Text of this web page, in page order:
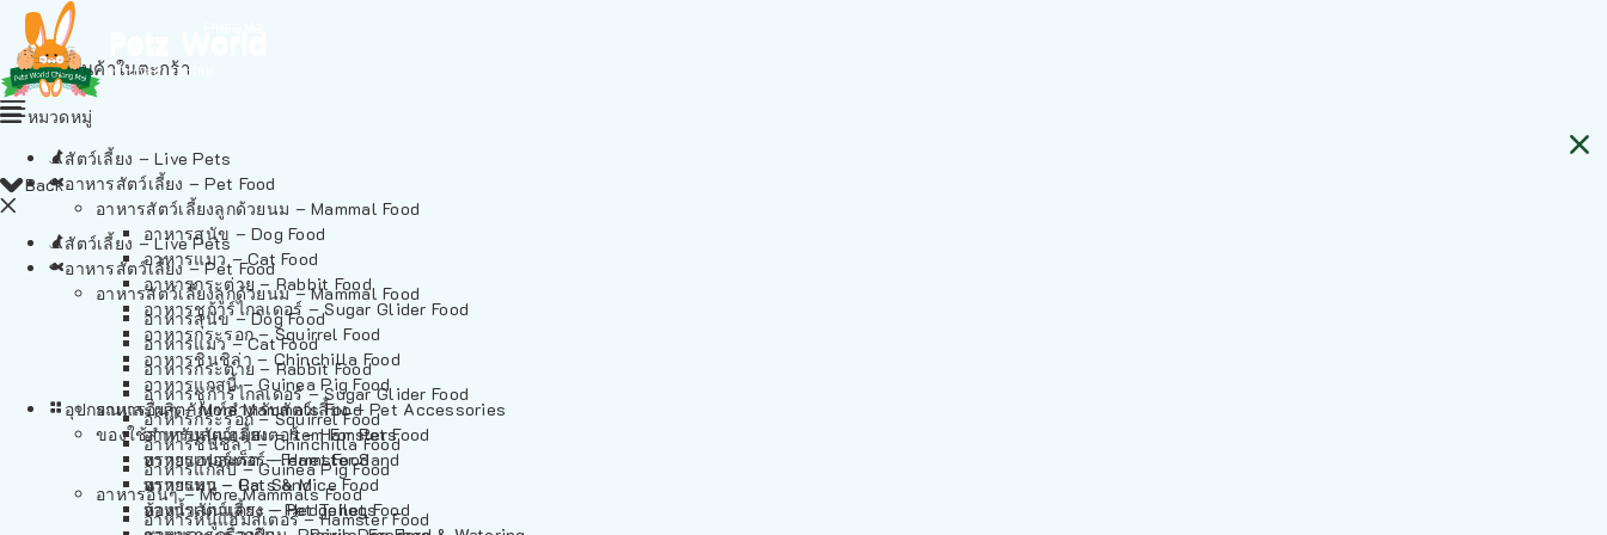
ไม่มีสินค้าในตะกร้า
Back
สัตว์เลี้ยง – Live Pets
อาหารสัตว์เลี้ยง – Pet Food
อาหารสัตว์เลี้ยงลูกด้วยนม – Mammal Food
อาหารสุนัข – Dog Food
อาหารแมว – Cat Food
อาหารกระต่าย – Rabbit Food
อาหารชูก้าร์ไกลเดอร์ – Sugar Glider Food
อาหารกระรอก – Squirrel Food
อาหารชินชิล่า – Chinchilla Food
อาหารแกสบี้ – Guinea Pig Food
อาหารอื่นๆ – More Mammals Food
อาหารหนูแฮมสเตอร์ – Hamster Food
หมวดหมู่
สัตว์เลี้ยง – Live Pets
อาหารสัตว์เลี้ยง – Pet Food
อาหารสัตว์เลี้ยงลูกด้วยนม – Mammal Food
อาหารสุนัข – Dog Food
อาหารแมว – Cat Food
อาหารกระต่าย – Rabbit Food
อาหารชูก้าร์ไกลเดอร์ – Sugar Glider Food
อาหารกระรอก – Squirrel Food
อาหารชินชิล่า – Chinchilla Food
อาหารแกสบี้ – Guinea Pig Food
อาหารอื่นๆ – More Mammals Food
อาหารหนูแฮมสเตอร์ – Hamster Food
อาหารเฟอร์เร็ต – Ferret Food
อาหารหนู – Rats & Mice Food
อาหารเม่นแคระ – Hedgehog Food
อุปกรณและผลิตภัณฑ์สำหรับสัตว์เลี้ยง – Pet Accessories
ของใช้สำหรับสัตว์เลี้ยง – Item For Pets
ทรายแฮมสเตอร์ – Hamster Sand
ทรายแมว – Cat Sand
ห้องน้ำสัตว์เลี้ยง – Pet Toilets